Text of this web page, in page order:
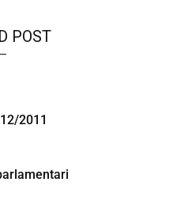
POST
2011